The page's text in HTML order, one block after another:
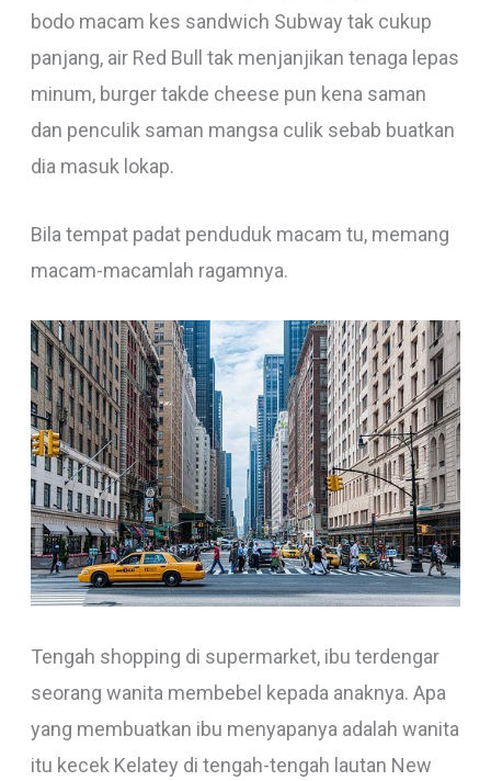
bodo macam kes sandwich Subway tak cukup
panjang, air Red Bull tak menjanjikan tenaga lepas
minum, burger takde cheese pun kena saman
dan penculik saman mangsa culik sebab buatkan
dia masuk lokap.
Bila tempat padat penduduk macam tu, memang
macam-macamlah ragamnya.
Tengah shopping di supermarket, ibu terdengar
seorang wanita membebel kepada anaknya. Apa
yang membuatkan ibu menyapanya adalah wanita
itu kecek Kelatey di tengah-tengah lautan New